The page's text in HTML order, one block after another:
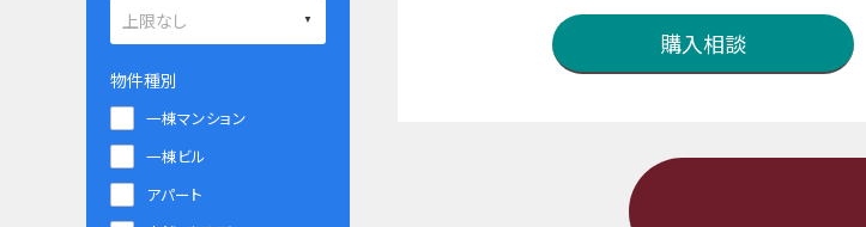
購入相談
物件種別
一棟マンション
一棟ビル
アパート